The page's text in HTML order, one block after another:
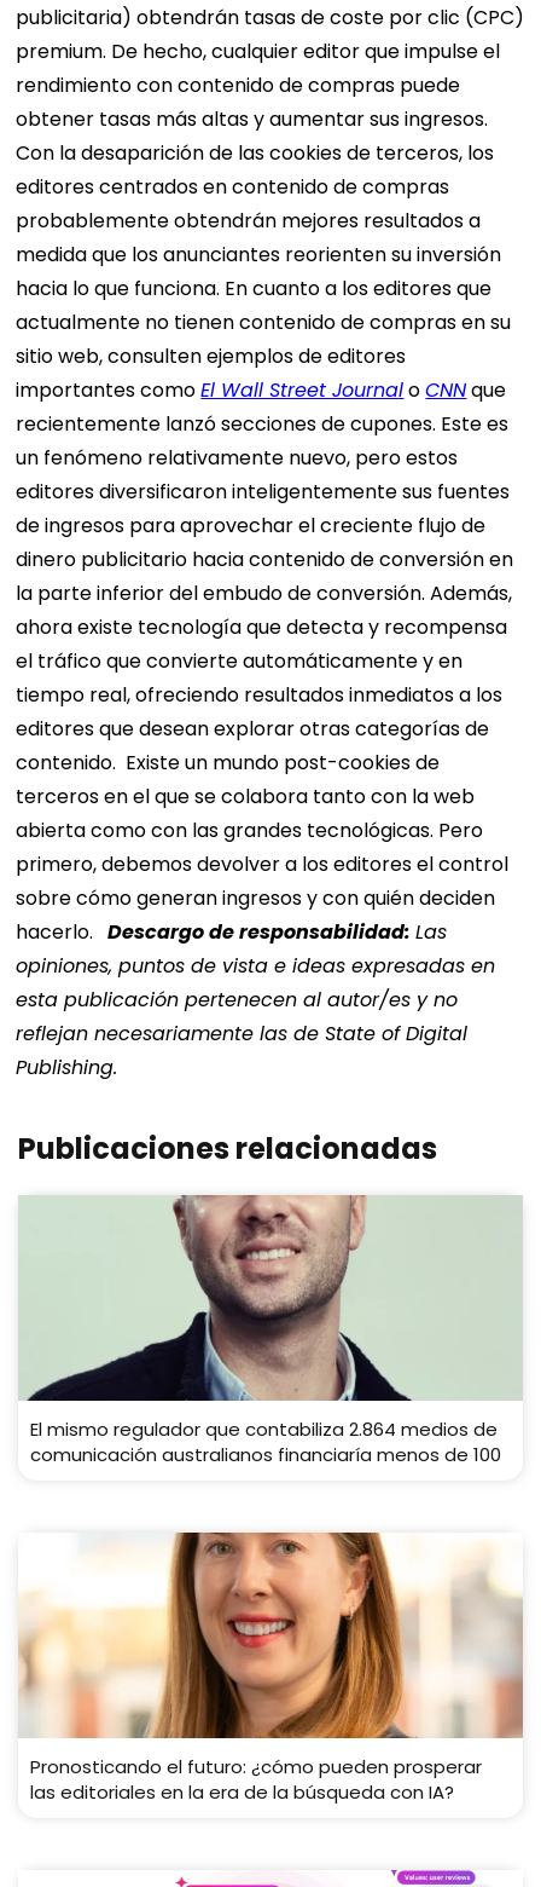
publicitaria) obtendrán tasas de coste por clic (CPC)
premium. De hecho, cualquier editor que impulse el
rendimiento con contenido de compras puede
obtener tasas más altas y aumentar sus ingresos.
Con la desaparición de las cookies de terceros, los
editores centrados en contenido de compras
probablemente obtendrán mejores resultados a
medida que los anunciantes reorienten su inversión
hacia lo que funciona. En cuanto a los editores que
actualmente no tienen contenido de compras en su
sitio web, consulten ejemplos de editores
importantes comoEl Wall Street JournaloCNNque
recientemente lanzó secciones de cupones. Este es
un fenómeno relativamente nuevo, pero estos
editores diversificaron inteligentemente sus fuentes
de ingresos para aprovechar el creciente flujo de
dinero publicitario hacia contenido de conversión en
la parte inferior del embudo de conversión. Además,
ahora existe tecnología que detecta y recompensa
el tráfico que convierte automáticamente y en
tiempo real, ofreciendo resultados inmediatos a los
editores que desean explorar otras categorías de
contenido. Existe un mundo post-cookies de
terceros en el que se colabora tanto con la web
abierta como con las grandes tecnológicas. Pero
primero, debemos devolver a los editores el control
sobre cómo generan ingresos y con quién deciden
hacerlo. Descargo de responsabilidad:Las
opiniones, puntos de vista e ideas expresadas en
esta publicación pertenecen al autor/es y no
reflejan necesariamente las de State of Digital
Publishing.
Publicaciones relacionadas
El mismo regulador que contabiliza 2.864 medios de
comunicación australianos financiaría menos de 100
Pronosticando el futuro: ¿cómo pueden prosperar
las editoriales en la era de la búsqueda con IA?